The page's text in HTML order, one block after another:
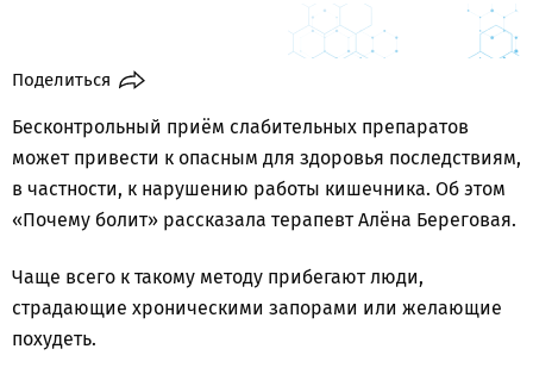
Поделиться
Бесконтрольный приём слабительных препаратов
может привести к опасным для здоровья последствиям,
в частности, к нарушению работы кишечника. Об этом
«Почему болит» рассказала терапевт Алёна Береговая.
Чаще всего к такому методу прибегают люди,
страдающие хроническими запорами или желающие
похудеть.